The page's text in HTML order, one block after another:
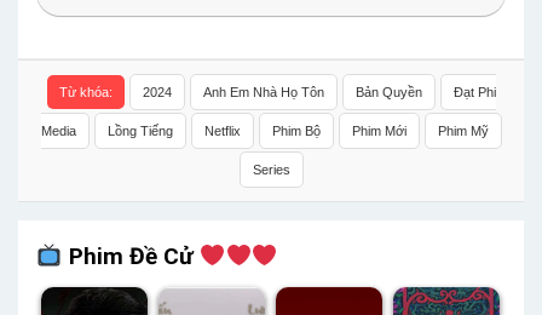
Từ khóa: 2024 Anh Em Nhà Họ Tôn Bản Quyền Đạt Phi
Media Lồng Tiếng Netflix Phim Bộ Phim Mới Phim Mỹ
Series
Phim Đề Cử